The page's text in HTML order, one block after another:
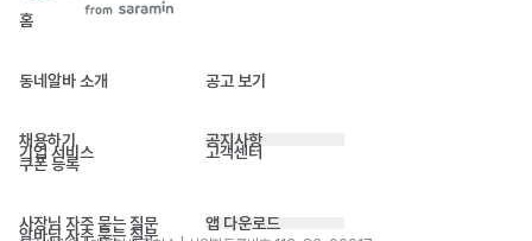
홈
동네알바 소개 공고 보기
채용하기
기업 서비스
쿠폰 등록
공지사항
고객센터
사장님 자주 묻는 질문
알바님 자주 묻는 질문
앱 다운로드